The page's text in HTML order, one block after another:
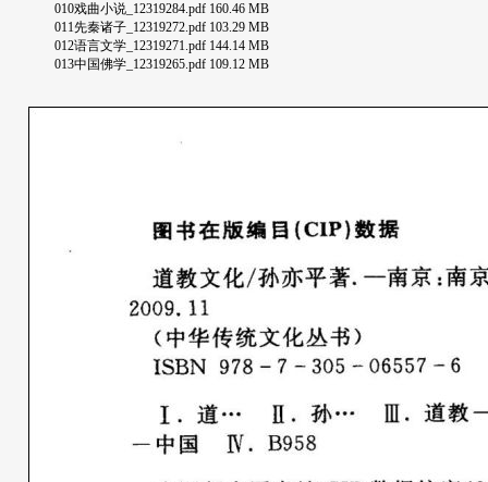
010戏曲小说_12319284.pdf 160.46 MB
011先秦诸子_12319272.pdf 103.29 MB
012语言文学_12319271.pdf 144.14 MB
013中国佛学_12319265.pdf 109.12 MB